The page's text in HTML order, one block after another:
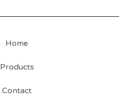
Home
Products
Contact